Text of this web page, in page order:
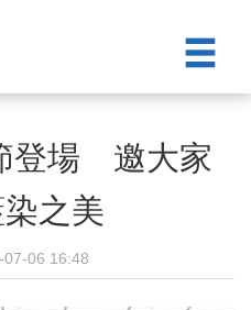
登場 邀大家
之美
07-06 16:48